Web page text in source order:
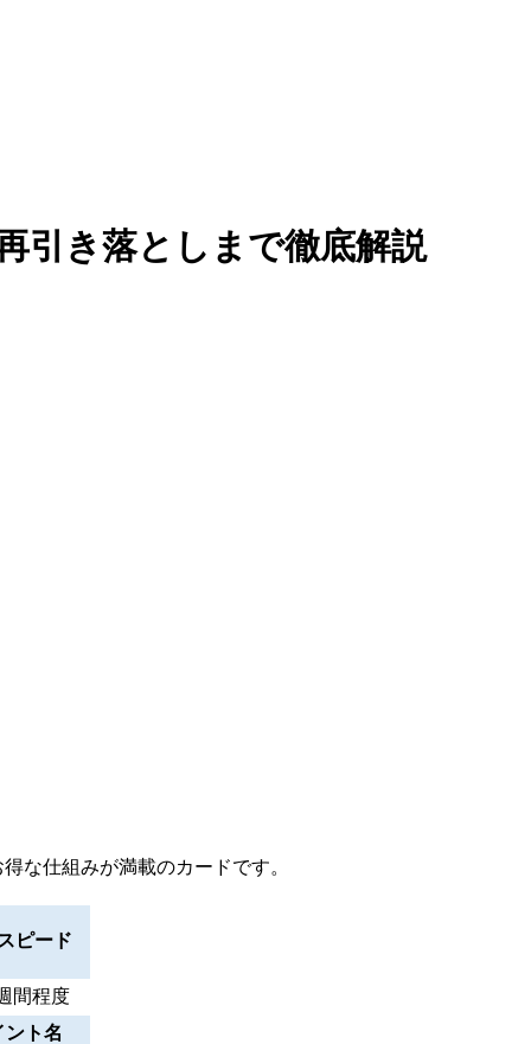
引き落としまで徹底解説
な仕組みが満載のカードです。
ピード
間程度
ント名